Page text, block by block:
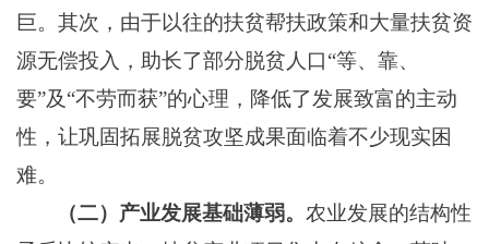
巨。 其次，由于以往的扶贫帮扶政策和大量扶贫资
源无偿投入 ， 助长了部分脱贫人口“等、 靠、
要”及“不劳而获”的心理，降低了发展致富的主动
性，让巩固拓展脱贫攻坚成果面临着不少现实困
难。
（二） 产业发展基础薄弱。农业发展的结构性